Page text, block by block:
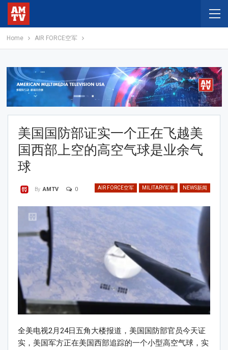
Home AIR FORCE空军
美国国防部证实一个正在飞越美
国西部上空的高空气球是业余气
球
AIR FORCE空军 MILITARY军事 NEWS新闻
By AMTV 0
全美电视2月24日五角大楼报道，美国国防部官员今天证
实，美国军方正在美国西部追踪的一个小型高空气球，实